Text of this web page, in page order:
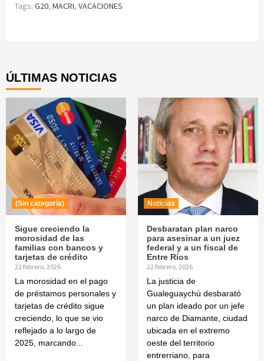
Tags: G20, MACRI, VACACIONES
ÚLTIMAS NOTICIAS
(Sin categoría)
Sigue creciendo la
morosidad de las
familias con bancos y
tarjetas de crédito
22 febrero, 2026
La morosidad en el pago
de préstamos personales y
tarjetas de crédito sigue
creciendo, lo que se vio
reflejado a lo largo de
2025, marcando...
Noticias
Desbaratan plan narco
para asesinar a un juez
federal y a un fiscal de
Entre Ríos
22 febrero, 2026
La justicia de
Gualeguaychú desbarató
un plan ideado por un jefe
narco de Diamante, ciudad
ubicada en el extremo
oeste del territorio
entrerriano, para